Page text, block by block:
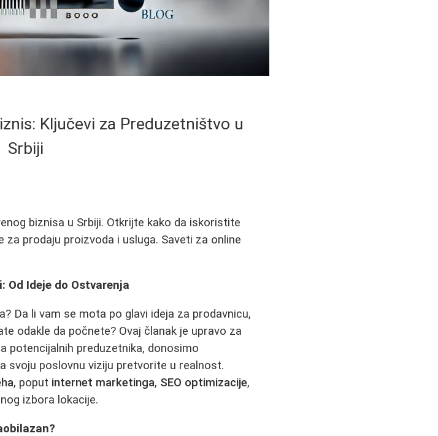
Ključevi za Preduzetništvo u
Srbiji
biznisa u Srbiji. Otkrijte kako da iskoristite
prodaju proizvoda i usluga. Saveti za online
Od Ideje do Ostvarenja
Da li vam se mota po glavi ideja za prodavnicu,
odakle da počnete? Ovaj članak je upravo za
potencijalnih preduzetnika, donosimo
svoju poslovnu viziju pretvorite u realnost.
, poput internet marketinga, SEO optimizacije,
izbora lokacije.